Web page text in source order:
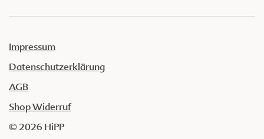
Impressum
Datenschutzerklärung
AGB
Shop Widerruf
© 2026 HiPP